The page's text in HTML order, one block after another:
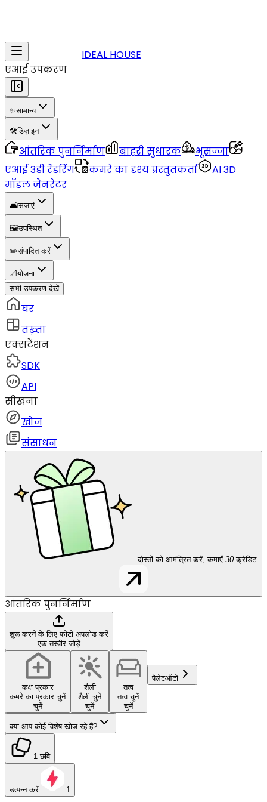
IDEAL HOUSE
एआई उपकरण
✨सामान्य
🛠️डिज़ाइन
आंतरिक पुनर्निर्माण बाहरी सुधारक
भूसज्जा
एआई 3डी रेंडरिंग
कमरे का दृश्य प्रस्तुतकर्ता
AI 3D
मॉडल जेनरेटर
🛋️सजाएं
🖼️उपस्थित
✏️संपादित करें
📐योजना
सभी उपकरण देखें
घर
तख़्ता
एक्सटेंशन
SDK
API
सीखना
खोज
संसाधन
दोस्तों को आमंत्रित करें, कमाएँ 30 क्रेडिट
आंतरिक पुनर्निर्माण
शुरू करने के लिए फोटो अपलोड करें
एक तस्वीर जोड़ें
कक्ष प्रकार
कमरे का प्रकार चुनें
चुनें
शैली
शैली चुनें
चुनें
तत्व
तत्व चुनें
चुनें
पैलेटऑटो
क्या आप कोई विशेष खोज रहे हैं?
1 छवि
उत्पन्न करें 1